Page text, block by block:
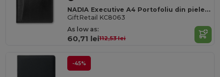
NADIA Executive A4 Portofoliu din piele ecologică cu Calculator
GiftRetail KC8063
As low as:
60,71 lei112,53 lei
-45%